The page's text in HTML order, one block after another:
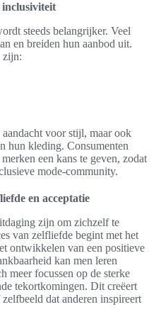
steeds belangrijker. Veel
en breiden hun aanbod uit.
zijn:
voor stijl, maar ook
hun kleding. Consumenten
een kans te geven, zodat
mode-community.
en acceptatie
zijn om zichzelf te
van zelfliefde begint met het
ontwikkelen van een positieve
kan men leren
meer focussen op de sterke
tekortkomingen. Dit creëert
dat anderen inspireert